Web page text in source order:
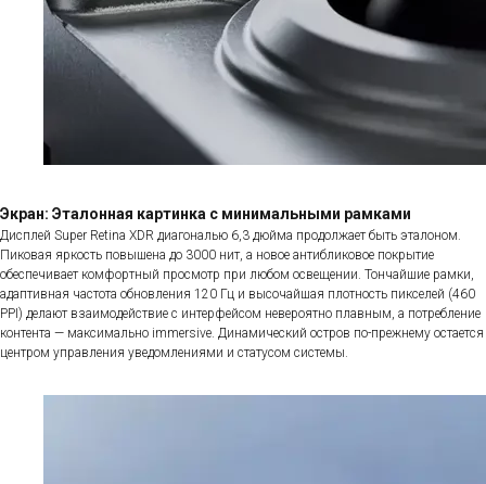
Экран: Эталонная картинка с минимальными рамками
Дисплей Super Retina XDR диагональю 6,3 дюйма продолжает быть эталоном.
Пиковая яркость повышена до 3000 нит, а новое антибликовое покрытие
обеспечивает комфортный просмотр при любом освещении. Тончайшие рамки,
адаптивная частота обновления 120 Гц и высочайшая плотность пикселей (460
PPI) делают взаимодействие с интерфейсом невероятно плавным, а потребление
контента — максимально immersive. Динамический остров по-прежнему остается
центром управления уведомлениями и статусом системы.